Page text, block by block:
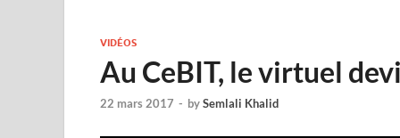
VIDÉOS
Au CeBIT, le virtuel
22 mars 2017 - bySemlali Khalid